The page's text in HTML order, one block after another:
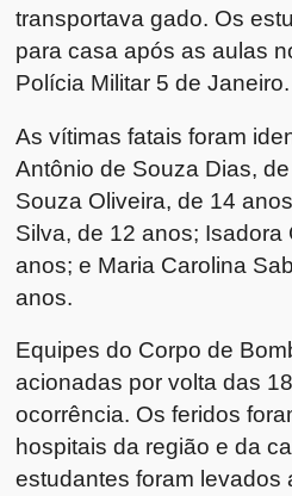
transportava gado. Os
para casa após as aulas
Polícia Militar 5 de Janeiro.
As vítimas fatais foram
Antônio de Souza Dias,
Souza Oliveira, de 14
Silva, de 12 anos; Isadora
anos; e Maria Carolina
anos.
Equipes do Corpo de
acionadas por volta das
ocorrência. Os feridos
hospitais da região e da
estudantes foram levados